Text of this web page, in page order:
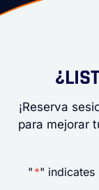
¡Reserva
para mejorar
" *" indicates